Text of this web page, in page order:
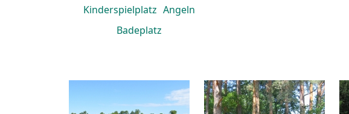
Kinderspielplatz Angeln
Badeplatz